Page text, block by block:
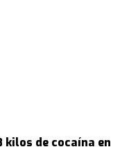
kilos de cocaína en